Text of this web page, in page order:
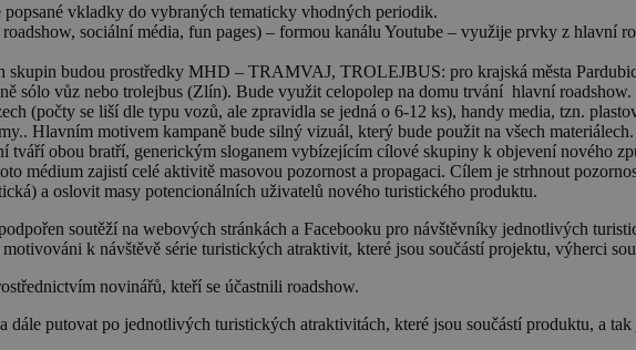
vkladky do vybraných tematicky vhodných periodik.
sociální média, fun pages) – formou kanálu Youtube – využije prvky z hlavní
skupin budou prostředky MHD – TRAMVAJ, TROLEJBUS: pro krajská města
sólo vůz nebo trolejbus (Zlín). Bude využit celopolep na domu trvání hlavní roadshow.
(počty se liší dle typu vozů, ale zpravidla se jedná o 6-12 ks), handy media, tzn.
Hlavním motivem kampaně bude silný vizuál, který bude použit na všech
tváří obou bratří, generickým sloganem vybízejícím cílové skupiny k objevení nového
médium zajistí celé aktivitě masovou pozornost a propagaci. Cílem je strhnout
a oslovit masy potencionálních uživatelů nového turistického produktu.
soutěží na webových stránkách a Facebooku pro návštěvníky jednotlivých
k návštěvě série turistických atraktivit, které jsou součástí projektu, výherci
novinářů, kteří se účastnili roadshow.
dále putovat po jednotlivých turistických atraktivitách, které jsou součástí produktu, a